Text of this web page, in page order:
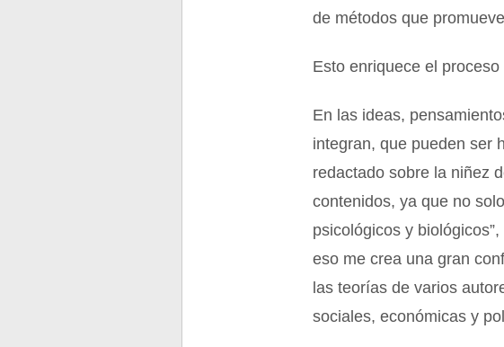
de métodos que
Esto enriquece el
En las ideas,
integran, que pueden ser
redactado sobre la niñez
contenidos, ya que no
psicológicos y
eso me crea una gran
las teorías de varios
sociales, económicas y